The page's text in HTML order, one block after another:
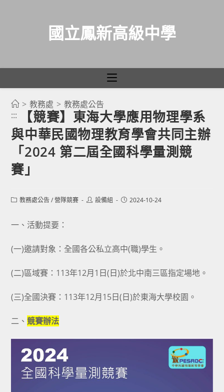
國立鳳新高級中學
> 教務處 > 教務處公告
:::
【競賽】東海大學應用物理學系
與中華民國物理教育學會共同主辦
「2024 第二屆全國科學量測競
賽」
Post教務處公告 / 營隊競賽
Post設備組
Post2024-10-24
一、活動提要：
(一)邀請對象：全國各公私立高中(職)學生。
(二)區域賽：113年12月1日(日)於北中南三區指定場地。
(三)全國決賽：113年12月15日(日)於東海大學校園。
二、 競賽辦法